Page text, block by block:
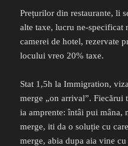
Prețurilor din restaurante, li
alte taxe, lucru ne-specificat
camerei de hotel, rezervate
locului vreo 20% taxe.
Stat 1,5h la Immigration,
merge „on arrival”. Fiecărui
ia amprente: întâi pui mâna,
merge, iti da o soluție cu
merge, abia dupa aia vine